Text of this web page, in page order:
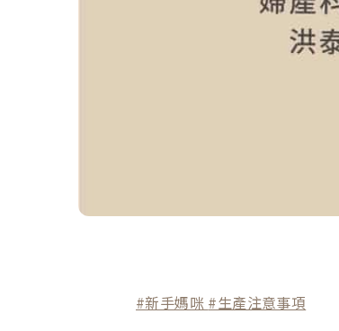
#新手媽咪 #生產注意事項